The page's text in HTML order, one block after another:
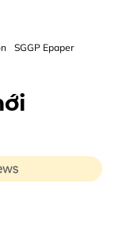
SGGP Epaper